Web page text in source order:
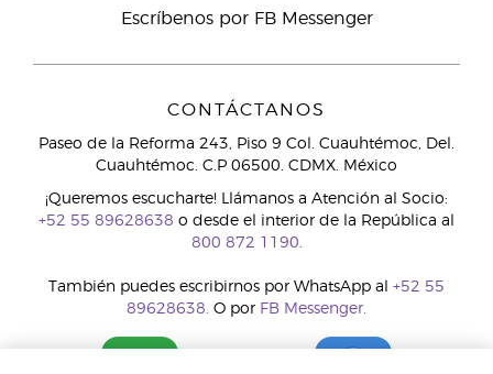
Escríbenos por FB Messenger
CONTÁCTANOS
Paseo de la Reforma 243, Piso 9 Col. Cuauhtémoc, Del.
Cuauhtémoc. C.P 06500. CDMX. México
¡Queremos escucharte! Llámanos a Atención al Socio:
+52 55 89628638 o desde el interior de la República al
800 872 1190.
También puedes escribirnos por WhatsApp al +52 55
89628638. O por FB Messenger.